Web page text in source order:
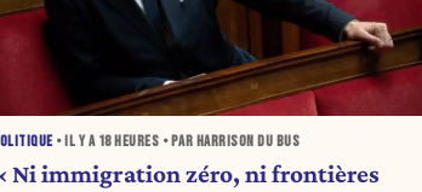
• IL Y A 18 HEURES • PAR HARRISON DU BUS
Ni immigration zéro, ni frontières